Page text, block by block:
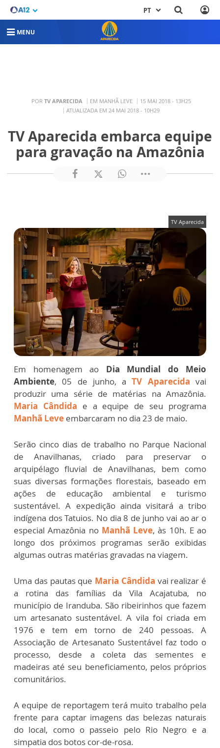
PT
MENU
POR TV APARECIDA EM MANHÃ LEVE
15 MAI 2018 - 13H25
ATUALIZADA EM 24 MAI 2018 - 10H29
TV Aparecida embarca equipe
para gravação na Amazônia
TV Aparecida
Em homenagem ao Dia Mundial do Meio
Ambiente, 05 de junho, aTV Aparecida vai
produzir uma série de matérias na Amazônia.
Maria Cândida e a equipe de seu programa
Manhã Leve embarcaram no dia 23 de maio.
Serão cinco dias de trabalho no Parque Nacional
de Anavilhanas, criado para preservar o
arquipélago fluvial de Anavilhanas, bem como
suas diversas formações florestais, baseado em
ações de educação ambiental e turismo
sustentável. A expedição ainda visitará a tribo
indígena dos Tatuios. No dia 8 de junho vai ao ar o
especial Amazônia no Manhã Leve, às 10h. E ao
longo dos próximos programas serão exibidas
algumas outras matérias gravadas na viagem.
Uma das pautas que Maria Cândida vai realizar é
a rotina das famílias da Vila Acajatuba, no
município de Iranduba. São ribeirinhos que fazem
um artesanato sustentável. A vila foi criada em
1976 e tem em torno de 240 pessoas. A
Associação de Artesanato Sustentável faz todo o
processo, desde a coleta das sementes e
madeiras até seu beneficiamento, pelos próprios
comunitários.
A equipe de reportagem terá muito trabalho pela
frente para captar imagens das belezas naturais
do local, como o passeio pelo Rio Negro e a
simpatia dos botos cor-de-rosa.